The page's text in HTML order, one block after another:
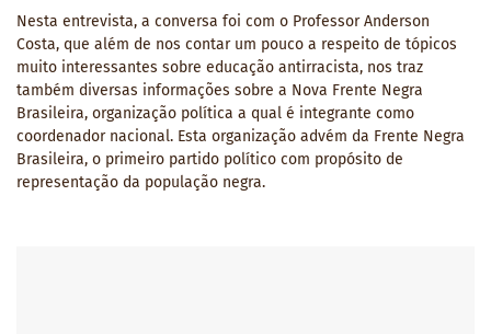
Nesta entrevista, a conversa foi com o Professor Anderson
Costa, que além de nos contar um pouco a respeito de tópicos
muito interessantes sobre educação antirracista, nos traz
também diversas informações sobre a Nova Frente Negra
Brasileira, organização política a qual é integrante como
coordenador nacional. Esta organização advém da Frente Negra
Brasileira, o primeiro partido político com propósito de
representação da população negra.